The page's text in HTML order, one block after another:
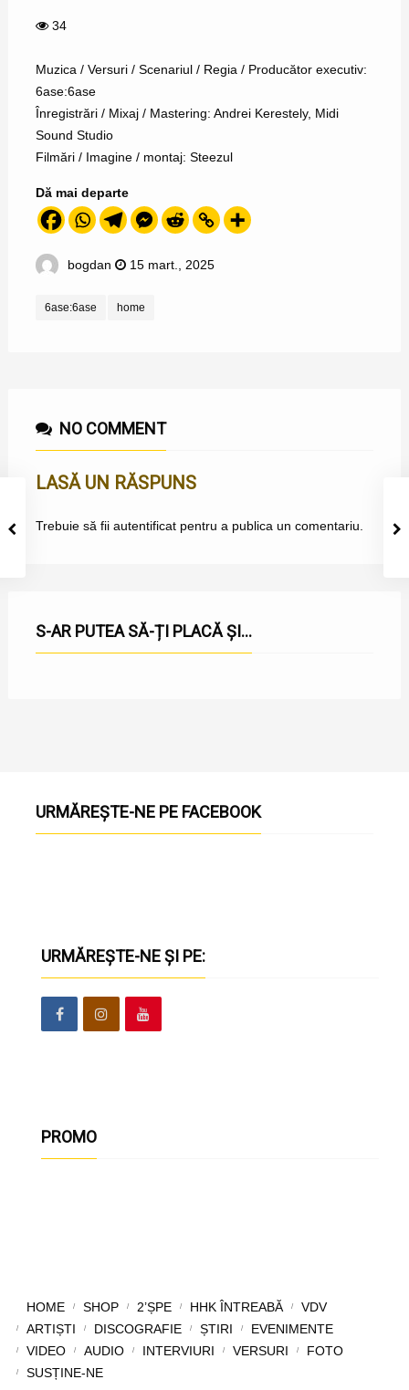
34
Muzica / Versuri / Scenariul / Regia / Producător executiv:
6ase:6ase
Înregistrări / Mixaj / Mastering: Andrei Kerestely, Midi
Sound Studio
Filmări / Imagine / montaj: Steezul
Dă mai departe
bogdan 15 mart., 2025
6ase:6ase home
NO COMMENT
LASĂ UN RĂSPUNS
Trebuie să fii autentificatpentru a publica un comentariu.
S-AR PUTEA SĂ-ȚI PLACĂ ȘI...
URMĂREȘTE-NE PE FACEBOOK
URMĂREȘTE-NE ȘI PE:
PROMO
HOME SHOP 2’ȘPE HHK ÎNTREABĂ
VDV
ARTIȘTI
DISCOGRAFIE ȘTIRI
EVENIMENTE
VIDEO
AUDIO INTERVIURI VERSURI
FOTO
SUSȚINE-NE